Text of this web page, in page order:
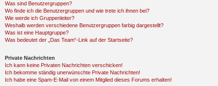
Was sind Benutzergruppen?
Wo finde ich die Benutzergruppen und wie trete ich ihnen bei?
Wie werde ich Gruppenleiter?
Weshalb werden verschiedene Benutzergruppen farbig dargestellt?
Was ist eine Hauptgruppe?
Was bedeutet der „Das Team“-Link auf der Startseite?
Private Nachrichten
Ich kann keine Privaten Nachrichten verschicken!
Ich bekomme ständig unerwünschte Private Nachrichten!
Ich habe eine Spam-E-Mail von einem Mitglied dieses Forums erhalten!